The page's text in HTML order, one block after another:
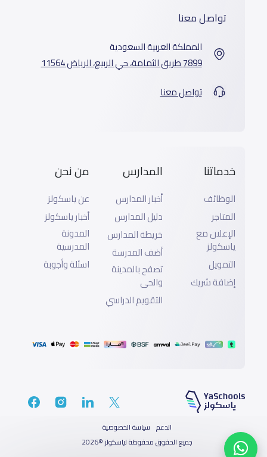
تواصل معنا
المملكة العربية السعودية
7899 طريق الثمامة، حي الربيع، الرياض 11564
تواصل معنا
خدماتنا
الوظائف
المتاجر
الإعلان مع
ياسكولز
التمويل
إضافة شريك
المدارس
أخبار المدارس
دليل المدارس
خريطة المدارس
أضف المدرسة
تصفح بالمدينة
والحى
التقويم الدراسي
من نحن
عن ياسكولز
أخبار ياسكولز
المدونة
المدرسية
اسئلة وأجوبة
جميع الحقوق محفوظة لياسكولز ©2026
الدعم سياسة الخصوصية